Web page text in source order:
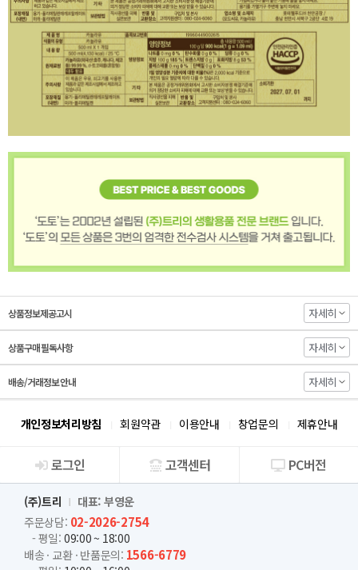
상품정보제공고시 자세히
상품구매 필독사항 자세히
배송/거래정보 안내 자세히
개인정보처리방침 회원약관 이용안내 창업문의 제휴안내
회사소개
로그인 고객센터 PC버전
(주)트리
대표: 부영운
주문상담: 02-2026-2754
- 평일: 09:00 ~ 18:00
배송 · 교환 · 반품문의: 1566-6779